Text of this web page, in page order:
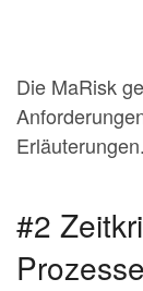
Die MaRisk
Erläuterungen.
#2
Prozesse